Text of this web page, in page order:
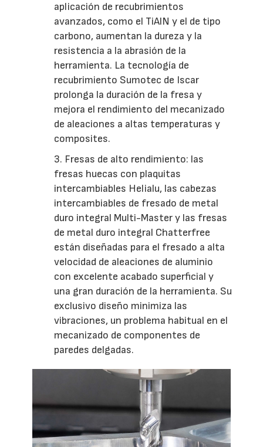
aplicación de recubrimientos
avanzados, como el TiAlN y el de tipo
carbono, aumentan la dureza y la
resistencia a la abrasión de la
herramienta. La tecnología de
recubrimiento Sumotec de Iscar
prolonga la duración de la fresa y
mejora el rendimiento del mecanizado
de aleaciones a altas temperaturas y
composites.
3. Fresas de alto rendimiento: las
fresas huecas con plaquitas
intercambiables Helialu, las cabezas
intercambiables de fresado de metal
duro integral Multi-Master y las fresas
de metal duro integral Chatterfree
están diseñadas para el fresado a alta
velocidad de aleaciones de aluminio
con excelente acabado superficial y
una gran duración de la herramienta. Su
exclusivo diseño minimiza las
vibraciones, un problema habitual en el
mecanizado de componentes de
paredes delgadas.